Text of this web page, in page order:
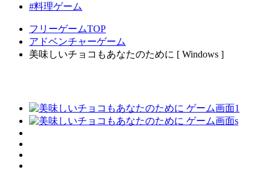
#料理ゲーム
フリーゲームTOP
アドベンチャーゲーム
美味しいチョコもあなたのために [ Windows ]